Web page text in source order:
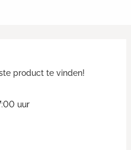
product te vinden!
uur